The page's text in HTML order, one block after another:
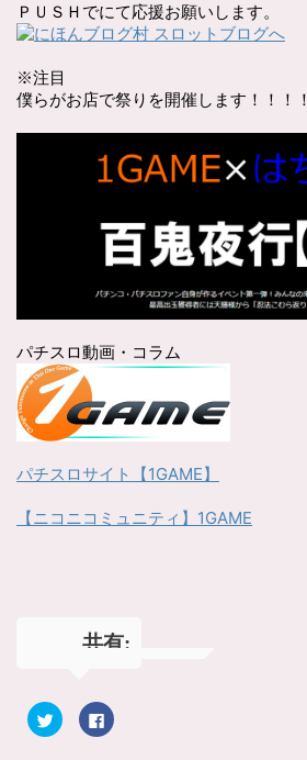
ＰＵＳＨでにて応援お願いします。
※注目
僕らがお店で祭りを開催します！！！！
パチスロ動画・コラム
パチスロサイト【1GAME】
【ニコニコミュニティ】1GAME
共有:
ク
リ
F
a